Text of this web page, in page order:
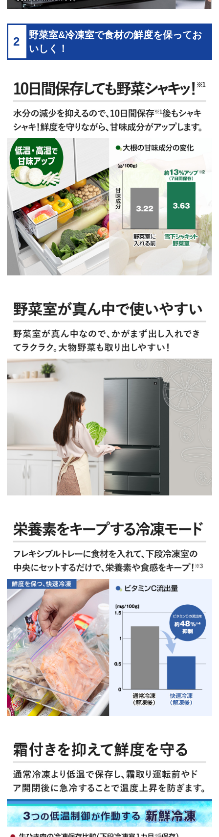
2
野菜室&冷凍室で食材の鮮度を保ってお
いしく！